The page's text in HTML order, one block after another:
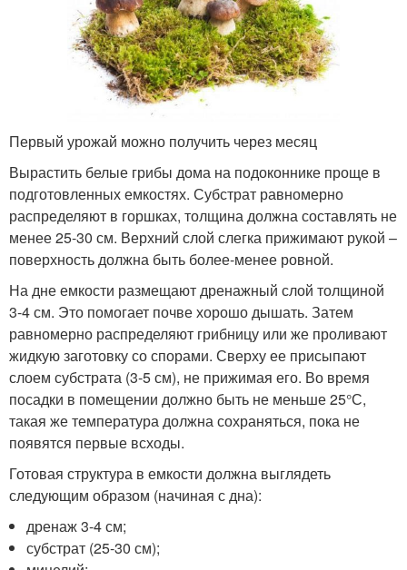
Первый урожай можно получить через месяц
Вырастить белые грибы дома на подоконнике проще в
подготовленных емкостях. Субстрат равномерно
распределяют в горшках, толщина должна составлять не
менее 25-30 см. Верхний слой слегка прижимают рукой –
поверхность должна быть более-менее ровной.
На дне емкости размещают дренажный слой толщиной
3-4 см. Это помогает почве хорошо дышать. Затем
равномерно распределяют грибницу или же проливают
жидкую заготовку со спорами. Сверху ее присыпают
слоем субстрата (3-5 см), не прижимая его. Во время
посадки в помещении должно быть не меньше 25°С,
такая же температура должна сохраняться, пока не
появятся первые всходы.
Готовая структура в емкости должна выглядеть
следующим образом (начиная с дна):
дренаж 3-4 см;
субстрат (25-30 см);